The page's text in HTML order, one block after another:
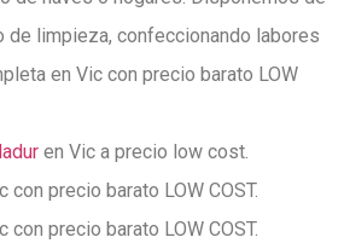
de limpieza, confeccionando labores
en Vic con precio barato LOW
en Vic a precio low cost.
con precio barato LOW COST.
con precio barato LOW COST.